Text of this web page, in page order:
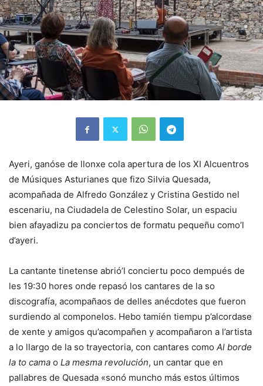
Ayeri, ganóse de llonxe cola apertura de los XI Alcuentros
de Músiques Asturianes que fizo Silvia Quesada,
acompañada de Alfredo González y Cristina Gestido nel
escenariu, na Ciudadela de Celestino Solar, un espaciu
bien afayadizu pa conciertos de formatu pequeñu como’l
d’ayeri.
La cantante tinetense abrió’l conciertu poco dempués de
les 19:30 hores onde repasó los cantares de la so
discografía, acompañaos de delles anécdotes que fueron
surdiendo al componelos. Hebo tamién tiempu p’alcordase
de xente y amigos qu’acompañen y acompañaron a l’artista
a lo llargo de la so trayectoria, con cantares como Al borde
la to cama o La mesma revolución, un cantar que en
pallabres de Quesada «sonó muncho más estos últimos